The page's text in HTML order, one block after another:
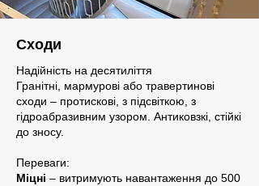
Сходи
Надійність на десятиліття
Гранітні, мармурові або травертинові
сходи – протискові, з підсвіткою, з
гідроабразивним узором. Антиковзкі, стійкі
до зносу.
Переваги:
Міцні – витримують навантаження до 500